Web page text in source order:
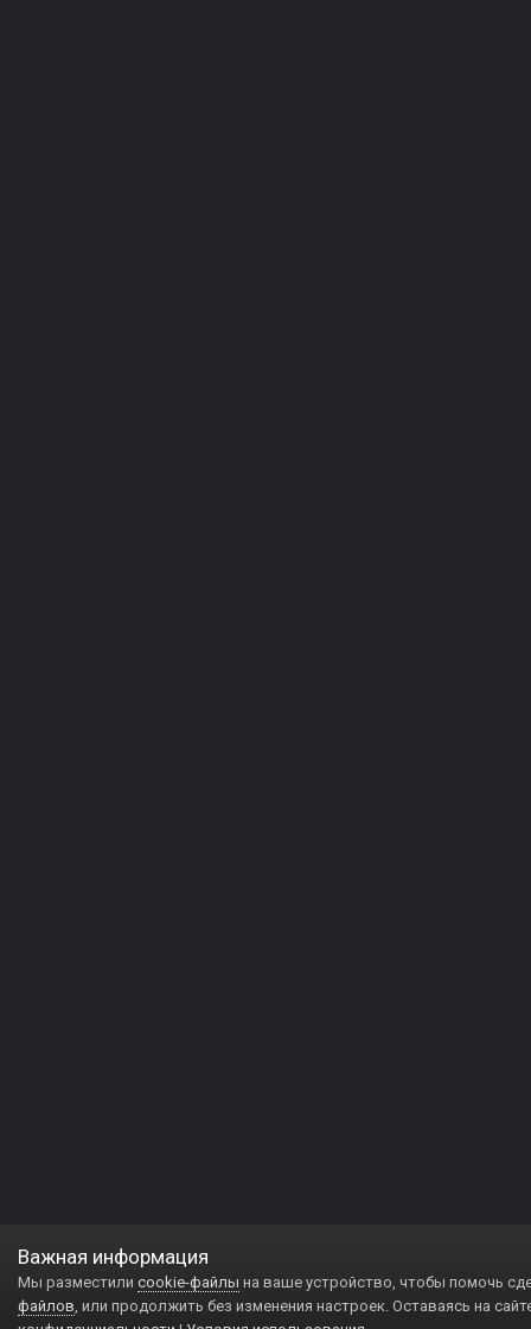
Важная информация
Мы разместили cookie-файлы на ваше устройство, чтобы помочь
файлов, или продолжить без изменения настроек. Оставаясь на